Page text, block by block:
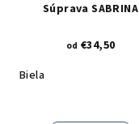
Súprava SABRINA
od €34,50
Biela